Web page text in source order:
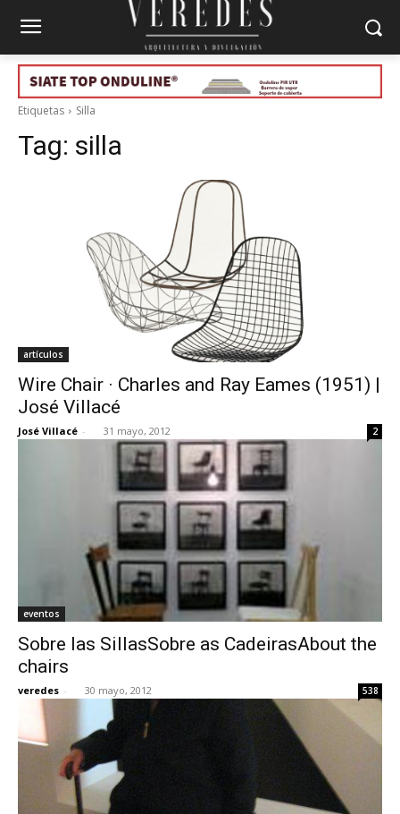
Etiquetas Silla
Tag: silla
artículos
Wire Chair · Charles and Ray Eames (1951) |
José Villacé
José Villacé - 31 mayo, 2012 2
eventos
Sobre las SillasSobre as CadeirasAbout the
chairs
veredes - 30 mayo, 2012 538